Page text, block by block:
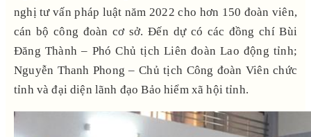
nghị tư vấn pháp luật năm 2022 cho hơn 150 đoàn viên,
cán bộ công đoàn cơ sở. Đến dự có các đồng chí Bùi
Đăng Thành – Phó Chủ tịch Liên đoàn Lao động tỉnh;
Nguyễn Thanh Phong – Chủ tịch Công đoàn Viên chức
tỉnh và đại diện lãnh đạo Bảo hiểm xã hội tỉnh.